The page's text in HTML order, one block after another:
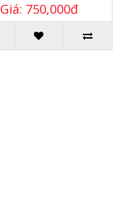
Giá: 750,000đ